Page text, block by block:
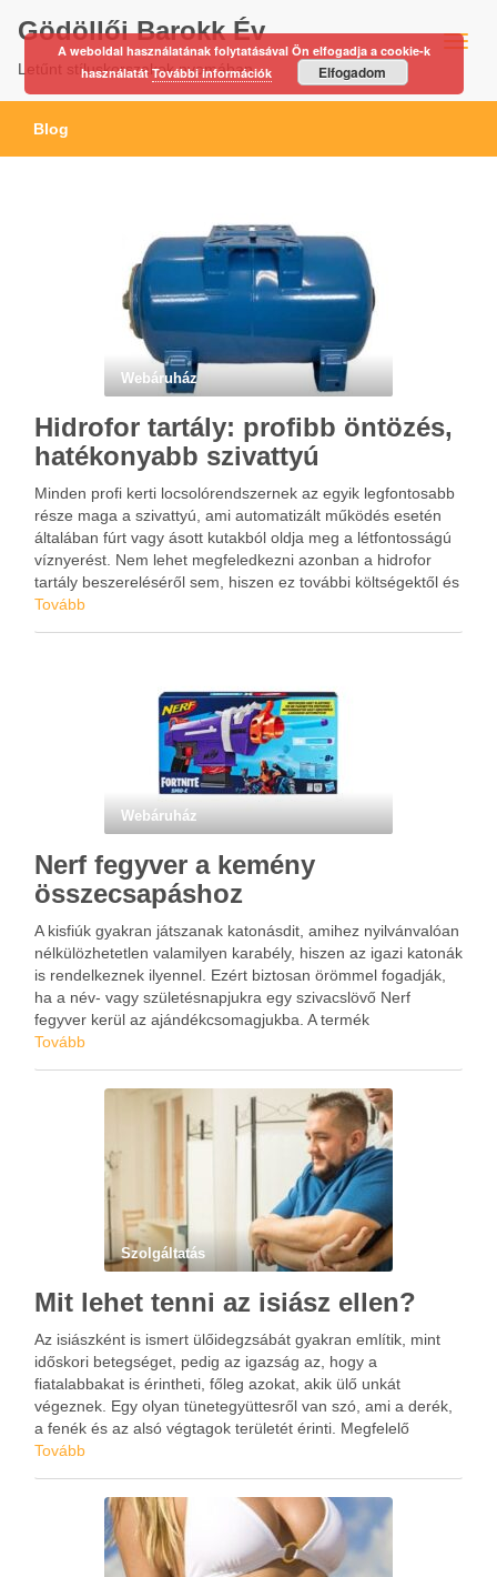
Gödöllői Barokk Év
Letűnt stíluskorszakok nyomában…
Blog
Webáruház
Hidrofor tartály: profibb öntözés,
hatékonyabb szivattyú
Minden profi kerti locsolórendszernek az egyik legfontosabb
része maga a szivattyú, ami automatizált működés esetén
általában fúrt vagy ásott kutakból oldja meg a létfontosságú
víznyerést. Nem lehet megfeledkezni azonban a hidrofor
tartály beszereléséről sem, hiszen ez további költségektől és
gondoktól tudja megszabadítani a tulajdonosát. Kétségtelen,
Tovább
Webáruház
Nerf fegyver a kemény
összecsapáshoz
A kisfiúk gyakran játszanak katonásdit, amihez nyilvánvalóan
nélkülözhetetlen valamilyen karabély, hiszen az igazi katonák
is rendelkeznek ilyennel. Ezért biztosan örömmel fogadják,
ha a név- vagy születésnapjukra egy szivacslövő Nerf
fegyver kerül az ajándékcsomagjukba. A termék
megvásárolható a jatekotthon.hu online szaküzletből, ahol
Tovább
Szolgáltatás
Mit lehet tenni az isiász ellen?
Az isiászként is ismert ülőidegzsábát gyakran említik, mint
időskori betegséget, pedig az igazság az, hogy a
fiatalabbakat is érintheti, főleg azokat, akik ülő unkát
végeznek. Egy olyan tünetegyüttesről van szó, ami a derék,
a fenék és az alsó végtagok területét érinti. Megfelelő
gyakorlatokkal persze segíteni lehet a panaszokon. Az isiász
Tovább
A weboldal használatának folytatásával Ön elfogadja a cookie-k
használatátTovábbi információk Elfogadom